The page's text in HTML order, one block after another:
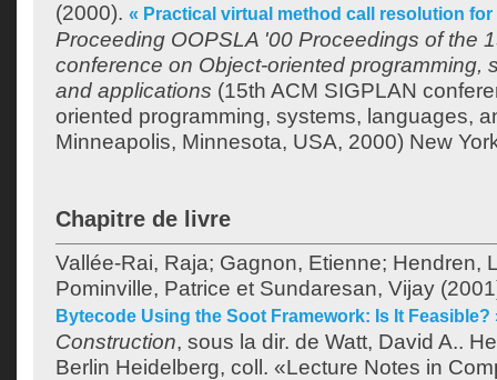
(2000). « Practical virtual method call resolution for
Proceeding OOPSLA '00 Proceedings of the
conference on Object-oriented programming,
and applications (15th ACM SIGPLAN
oriented programming, systems, languages,
Minneapolis, Minnesota, USA, 2000) New
Chapitre de livre
Vallée-Rai, Raja; Gagnon, Etienne; Hendren,
Pominville, Patrice et Sundaresan, Vijay
Bytecode Using the Soot Framework: Is It Feasible?
Construction, sous la dir. de Watt, David A..
Berlin Heidelberg, coll. «Lecture Notes in